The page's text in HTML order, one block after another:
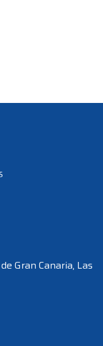
Gran Canaria, Las